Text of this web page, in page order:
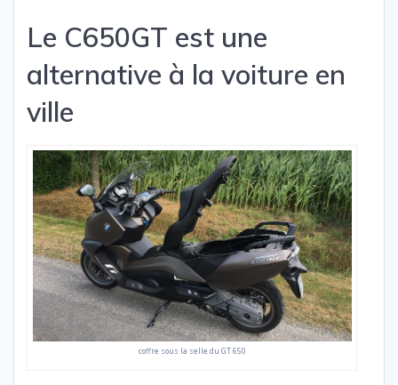
Le C650GT est une
alternative à la voiture en
ville
coffre sous la selle du GT 650